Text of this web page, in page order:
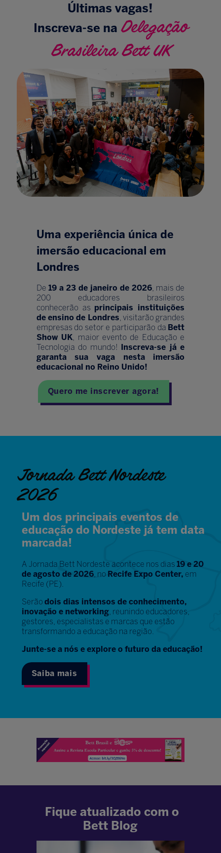
Últimas vagas!
Inscreva-se na Delegação
Brasileira Bett UK
Uma experiência única de
imersão educacional em
Londres
De 19 a 23 de janeiro de 2026, mais de
200 educadores brasileiros
conhecerão as principais instituições
de ensino de Londres, visitarão grandes
empresas do setor e participarão da Bett
Show UK, maior evento de Educação e
Tecnologia do mundo! Inscreva-se já e
garanta sua vaga nesta imersão
educacional no Reino Unido!
Quero me inscrever agora!
Jornada Bett Nordeste
2026
Um dos principais eventos de
educação do Nordeste já tem data
marcada!
A Jornada Bett Nordeste acontece nos dias 19 e 20
de agosto de 2026, no Recife Expo Center, em
Recife (PE).
Serão dois dias intensos de conhecimento,
inovação e networking, reunindo educadores,
gestores, especialistas e marcas que estão
transformando a educação na região.
Junte-se a nós e explore o futuro da educação!
Saiba mais
Fique atualizado com o
Bett Blog